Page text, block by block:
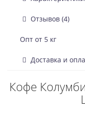
Отзывов (4)
Опт от 5 кг
Доставка и
Кофе